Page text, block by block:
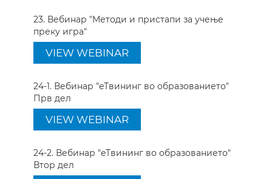
23. Вебинар "Методи и пристапи за учење
преку игра"
VIEW WEBINAR
24-1. Вебинар "еТвининг во образованието"
Прв дел
VIEW WEBINAR
24-2. Вебинар "еТвининг во образованието"
Втор дел